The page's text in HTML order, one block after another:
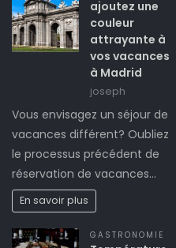
ajoutez une
couleur
attrayante à
vos vacances
à Madrid
joseph
Vous envisagez un séjour de
vacances différent? Oubliez
le processus précédent de
réservation de vacances…
En savoir plus
GASTRONOMIE